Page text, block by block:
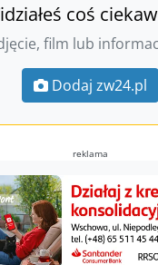
coś
film lub
Dodaj zw24.pl
reklama